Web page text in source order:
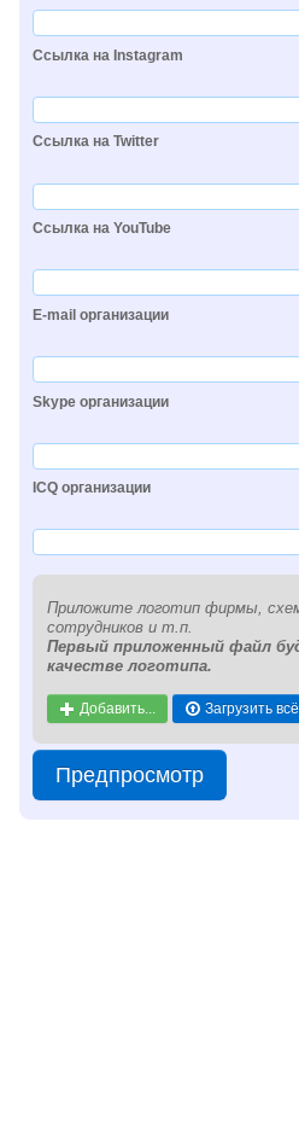
Ссылка на Instagram
Ссылка на Twitter
Ссылка на YouTube
E-mail организации
Skype организации
ICQ организации
Приложите логотип фирмы,
сотрудников и т.п.
Первый приложенный файл
качестве логотипа.
Добавить... Загрузить всё
Предпросмотр